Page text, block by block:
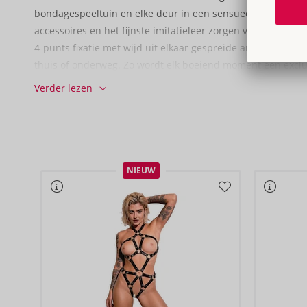
bondagespeeltuin en elke deur in een sensueel
accessoires en het fijnste imitatieleer zorgen voor de juiste
4-punts fixatie met wijd uit elkaar gespreide armen en
thuis of onderweg. Zo wordt elk boeiend moment een
zachte, comfortabele boeien voor handen en voeten
maat gemaakt worden met de gespsluitingen.
5-delige set: 1 riemkruis, 2 handboeien, 2 enkelboeien.
Riemkruis 2 x 108-350 cm.
Manchetten elk 5,2 cm breed, 2 x omtrek 13-26 cm, 2 x
Productverpakking met 2 presentatievarianten (staand/
De nieuwe Bad Kitty verpakking heeft een opvouwbare flap
Verder lezen
NIEUW